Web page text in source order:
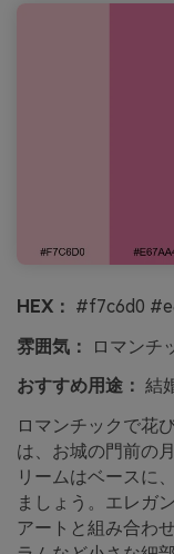
HEX： #f7c6d0
雰囲気：
ロマンチ
おすすめ用途： 結
ロマンチックで花
は、お城の門前の
リームはベースに
ましょう。エレガ
アートと組み合わ